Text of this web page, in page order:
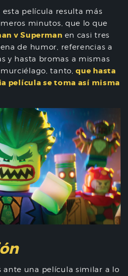
película resulta más
minutos, que lo que
v Superman en casi tres
de humor, referencias a
y hasta bromas a mismas
tanto,que hasta
película se toma así misma
ante una película similar a lo